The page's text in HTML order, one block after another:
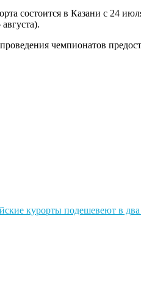
состоится в Казани с 24
чемпионатов
курорты подешевеют в два